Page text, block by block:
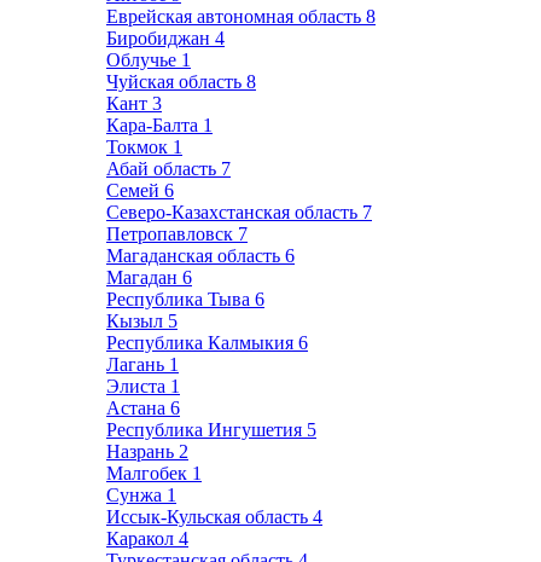
Еврейская автономная область 8
Биробиджан 4
Облучье 1
Чуйская область 8
Кант 3
Кара-Балта 1
Токмок 1
Абай область 7
Семей 6
Северо-Казахстанская область 7
Петропавловск 7
Магаданская область 6
Магадан 6
Республика Тыва 6
Кызыл 5
Республика Калмыкия 6
Лагань 1
Элиста 1
Астана 6
Республика Ингушетия 5
Назрань 2
Малгобек 1
Сунжа 1
Иссык-Кульская область 4
Каракол 4